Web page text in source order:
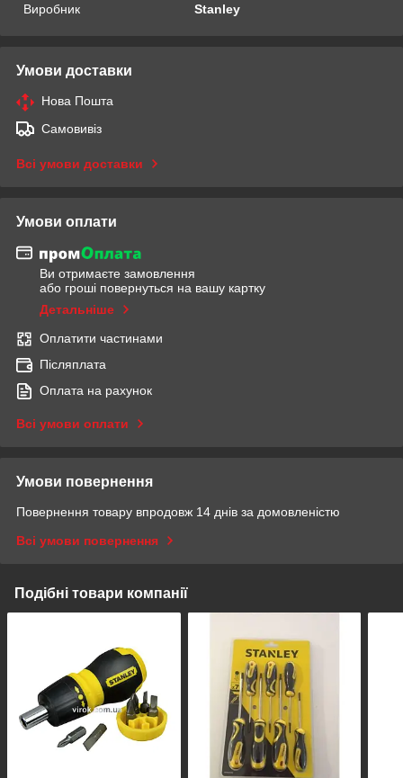
Виробник
Stanley
Умови доставки
Нова Пошта
Самовивіз
Всі умови доставки
Умови оплати
Ви отримаєте замовлення
або гроші повернуться на вашу картку
Детальніше
Оплатити частинами
Післяплата
Оплата на рахунок
Всі умови оплати
Умови повернення
Повернення товару впродовж 14 днів за домовленістю
Всі умови повернення
Подібні товари компанії